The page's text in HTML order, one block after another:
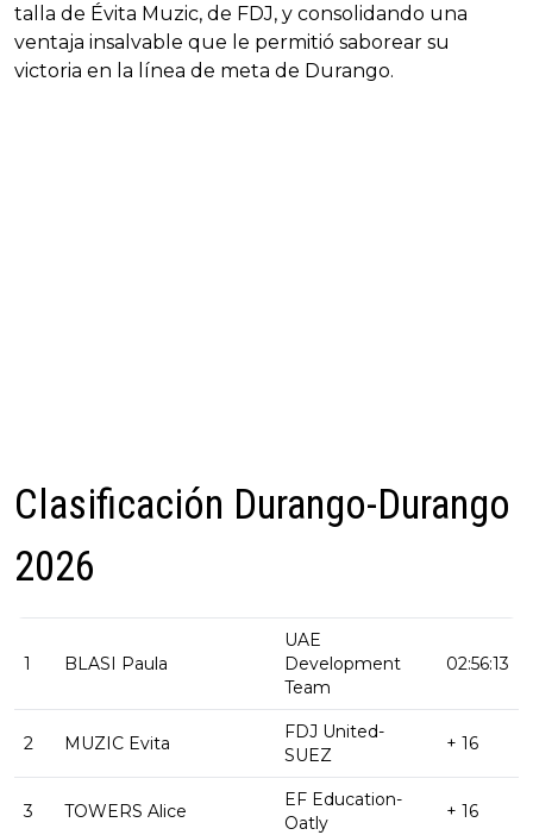
talla de Évita Muzic, de FDJ, y consolidando una
ventaja insalvable que le permitió saborear su
victoria en la línea de meta de Durango.
Clasificación Durango-Durango
2026
1 BLASI Paula
UAE
Development
Team
02:56:13
2 MUZIC Evita
FDJ United-
SUEZ
+ 16
3 TOWERS Alice
EF Education-
Oatly
+ 16